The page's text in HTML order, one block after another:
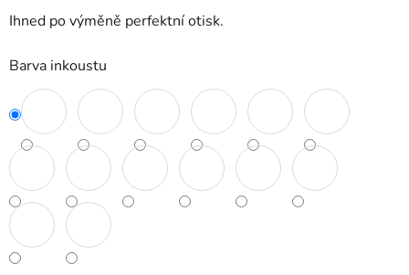
Ihned po výměně perfektní otisk.
Barva inkoustu